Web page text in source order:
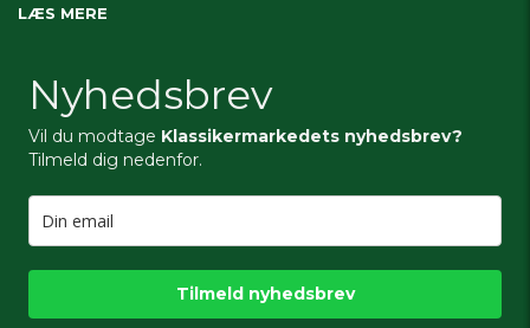
LÆS MERE
Nyhedsbrev
Vil du modtage Klassikermarkedets nyhedsbrev?
Tilmeld dig nedenfor.
Tilmeld nyhedsbrev